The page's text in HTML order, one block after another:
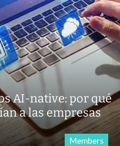
AI-native: por qué
a las empresas
Members